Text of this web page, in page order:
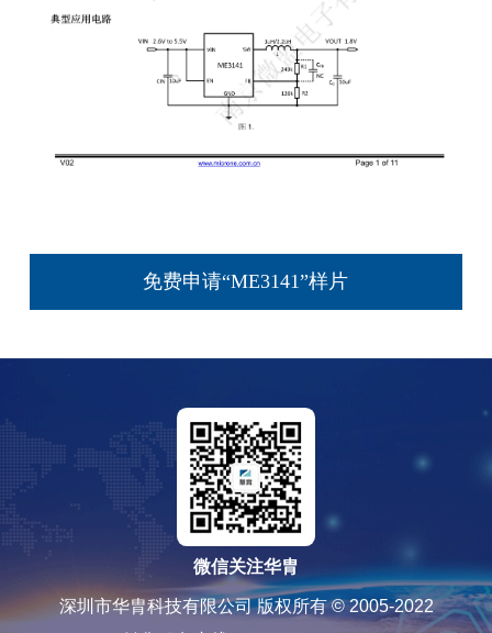
免费申请“ME3141”样片
微信关注华胄
深圳市华胄科技有限公司 版权所有 © 2005-2022